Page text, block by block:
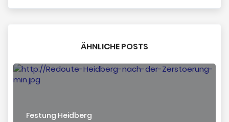
ÄHNLICHE POSTS
Festung Heidberg